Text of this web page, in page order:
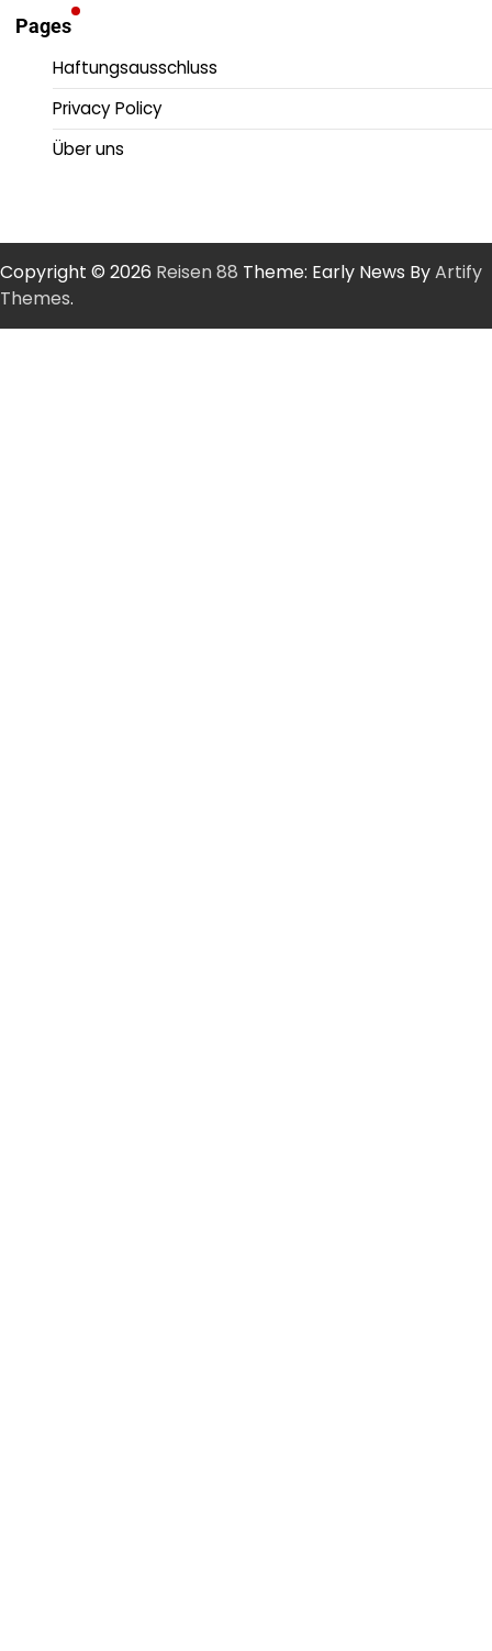
Pages
Haftungsausschluss
Privacy Policy
Über uns
Copyright © 2026 Reisen 88 Theme: Early News ByArtify
Themes.